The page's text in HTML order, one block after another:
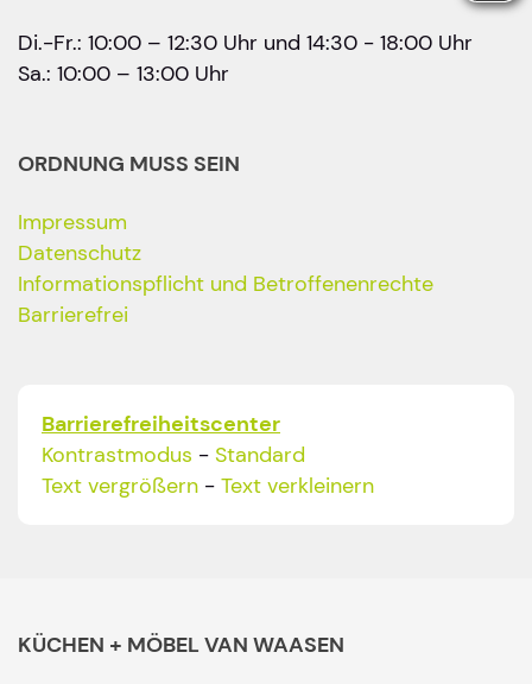
Di.-Fr.: 10:00 – 12:30 Uhr und 14:30 - 18:00 Uhr
Sa.: 10:00 – 13:00 Uhr
ORDNUNG MUSS SEIN
Impressum
Datenschutz
Informationspflicht und Betroffenenrechte
Barrierefrei
Barrierefreiheitscenter
Kontrastmodus - Standard
Text vergrößern - Text verkleinern
KÜCHEN + MÖBEL VAN WAASEN